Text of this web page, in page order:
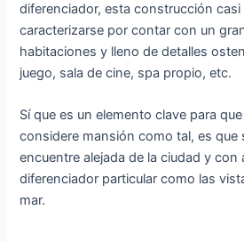
diferenciador, esta construcción casi
caracterizarse por contar con un
habitaciones y lleno de detalles
juego, sala de cine, spa propio, etc.
Sí que es un elemento clave para
considere mansión como tal, es que
encuentre alejada de la ciudad y con
diferenciador particular como las
mar.